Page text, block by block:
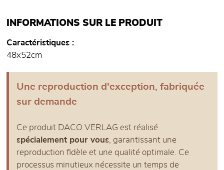
INFORMATIONS SUR LE PRODUIT
Caractéristiques
48x52cm
Une reproduction d'exception, fabriquée
sur demande
Ce produit DACO VERLAG est réalisé
spécialement pour vous, garantissant une
reproduction fidèle et une qualité optimale. Ce
processus minutieux nécessite un temps de